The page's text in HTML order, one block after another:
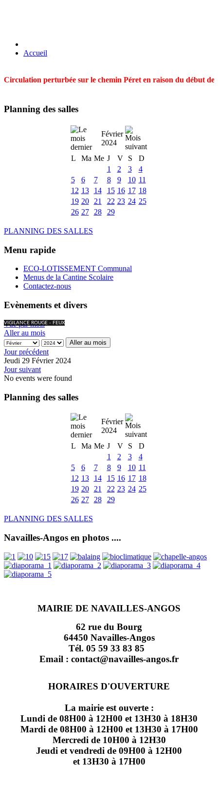
Accueil
Circulation perturbée sur le chemin Péret en raison du début
Planning des salles
Février
2024
L
Ma Me J V S
D
1
2 3
4
5
6 7 8 9 10 11
12 13 14 15 16 17 18
19 20 21 22 23 24 25
26 27 28 29
PLANNING DES SALLES
Menu rapide
ECO-LOTISSEMENT Communal
Menus de la Cantine Scolaire
Contactez-nous
Evènements et divers
VIGILANCE ROUGE - FEUX
Vue par mois
Aller au mois
Aller au mois
Jour précédent
Jeudi 29 Février 2024
Jour suivant
No events were found
Planning des salles
Février
2024
L
Ma Me J V S
D
1
2 3
4
5
6 7 8 9 10 11
12 13 14 15 16 17 18
19 20 21 22 23 24 25
26 27 28 29
PLANNING DES SALLES
Navailles-Angos en photos ....
MAIRIE DE NAVAILLES-ANGOS
62 rue du Bourg
64450 Navailles-Angos
Tél. 05 59 33 83 85
Email : contact@navailles-angos.fr
HORAIRES D'OUVERTURE
La mairie est ouverte :
Lundi de 08H00 à 12H00 et 13H30 à 18H30
Mardi de 08H00 à 12H00 et 13H30 à 17H00
Mercredi de 10H00 à 12H30
Jeudi et vendredi de 09H00 à 12H00
et 13H30 à 17H00